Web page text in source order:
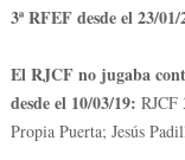
3ª RFEF desde el 23/
El RJCF no jugaba
desde el 10/03/19: RJCF
Propia Puerta; Jesús